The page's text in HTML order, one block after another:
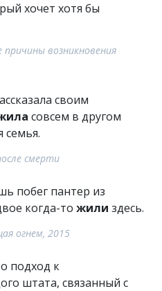
хочет хотя бы
возникновения
своим
совсем в другом
семья.
смерти
побег пантер из
когда-то жили здесь.
огнем, 2015
подход к
штата, связанный с